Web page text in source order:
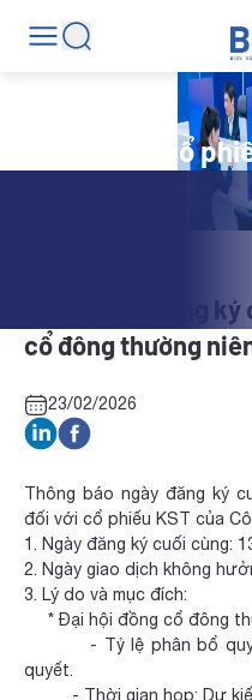
Tin tức mã cổ
KST: Ngày đăng
cổ đông thường
23/02/2026
Thông báo ngày đăng ký
đối với cổ phiếu KST của
1. Ngày đăng ký cuối cùng:
2. Ngày giao dịch không
3. Lý do và mục đích:
* Đại hội đồng cổ đông
- Tỷ lệ phân bổ
quyết.
- Thời gian họp: Dự kiến